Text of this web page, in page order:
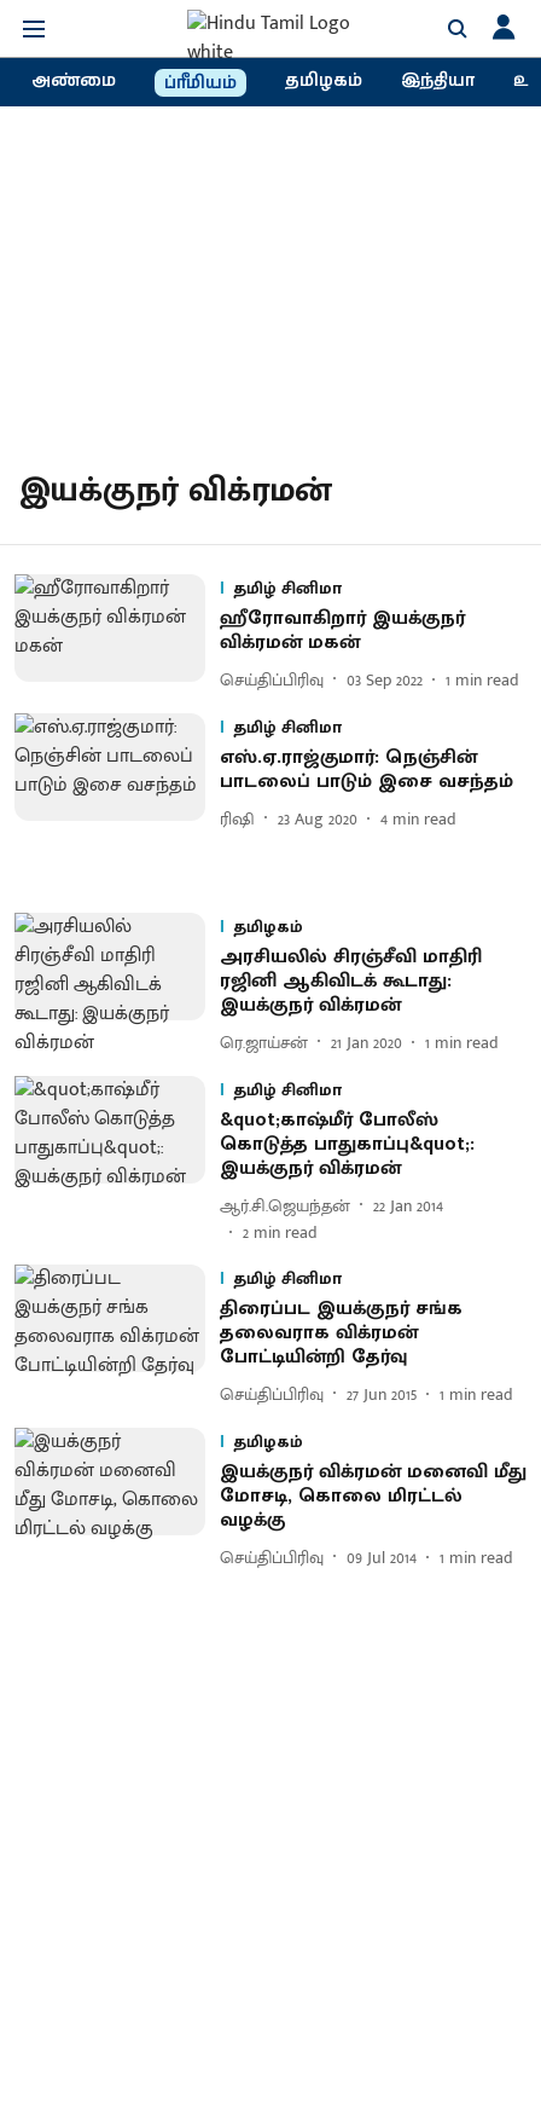
அண்மை ப்ரீமியம் தமிழகம் இந்தியா
இயக்குநர் விக்ரமன்
தமிழ் சினிமா
ஹீரோவாகிறார் இயக்குநர்
விக்ரமன் மகன்
செய்திப்பிரிவு 03 Sep 2022 1 min read
தமிழ் சினிமா
எஸ்.ஏ.ராஜ்குமார்: நெஞ்சின்
பாடலைப் பாடும் இசை வசந்தம்
ரிஷி 23 Aug 2020 4 min read
தமிழகம்
அரசியலில் சிரஞ்சீவி மாதிரி
ரஜினி ஆகிவிடக் கூடாது:
இயக்குநர் விக்ரமன்
ரெ.ஜாய்சன் 21 Jan 2020 1 min read
தமிழ் சினிமா
&quot;காஷ்மீர் போலீஸ்
கொடுத்த பாதுகாப்பு&quot;:
இயக்குநர் விக்ரமன்
ஆர்.சி.ஜெயந்தன்
22 Jan 2014
2 min read
தமிழ் சினிமா
திரைப்பட இயக்குநர் சங்க
தலைவராக விக்ரமன்
போட்டியின்றி தேர்வு
செய்திப்பிரிவு 27 Jun 2015 1 min read
தமிழகம்
இயக்குநர் விக்ரமன் மனைவி மீது
மோசடி, கொலை மிரட்டல்
வழக்கு
செய்திப்பிரிவு 09 Jul 2014 1 min read